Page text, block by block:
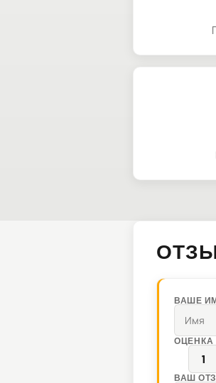
ВАШЕ
ОЦЕНКА
1
ВАШ